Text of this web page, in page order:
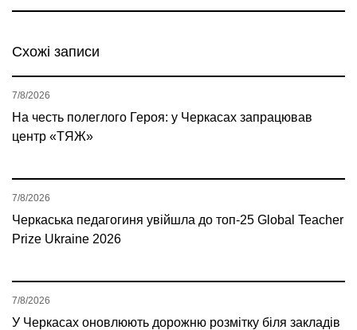
Схожі записи
На честь полеглого Героя: у Черкасах запрацював
центр «ТЯЖ»
7/8/2026
Черкаська педагогиня увійшла до топ-25 Global Teacher
Prize Ukraine 2026
7/8/2026
У Черкасах оновлюють дорожню розмітку біля закладів
7/8/2026